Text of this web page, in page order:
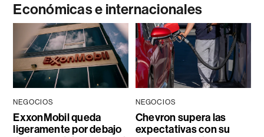
Económicas e internacionales
NEGOCIOS
ExxonMobil queda
ligeramente por debajo
NEGOCIOS
Chevron supera las
expectativas con su